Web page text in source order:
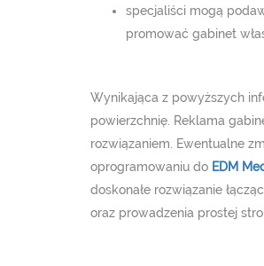
specjaliści mogą
promować gabinet
Wynikająca z powyższych
powierzchnię. Reklama
rozwiązaniem. Ewentualne
oprogramowaniu do EDM
doskonałe rozwiązanie
oraz prowadzenia prostej